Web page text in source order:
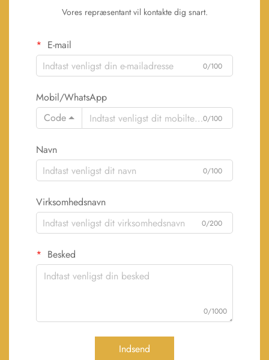
Vores repræsentant vil kontakte dig snart.
E-mail
0/100
Mobil/WhatsApp
Code
0/100
Navn
0/100
Virksomhedsnavn
0/200
Besked
0/1000
Indsend